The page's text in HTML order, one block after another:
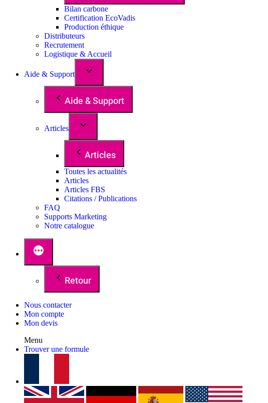
Bilan carbone
Certification EcoVadis
Production éthique
Distributeurs
Recrutement
Logistique & Accueil
Aide & Support
Aide & Support
Articles
Articles
Toutes les actualités
Articles
Articles FBS
Citations / Publications
FAQ
Supports Marketing
Notre catalogue
Retour
Nous contacter
Mon compte
Mon devis
Menu
Trouver une formule